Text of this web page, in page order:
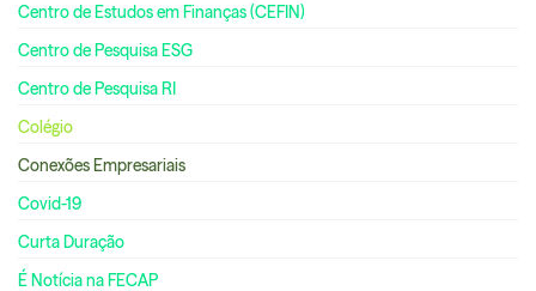
Centro de Estudos em Finanças (CEFIN)
Centro de Pesquisa ESG
Centro de Pesquisa RI
Colégio
Conexões Empresariais
Covid-19
Curta Duração
É Notícia na FECAP